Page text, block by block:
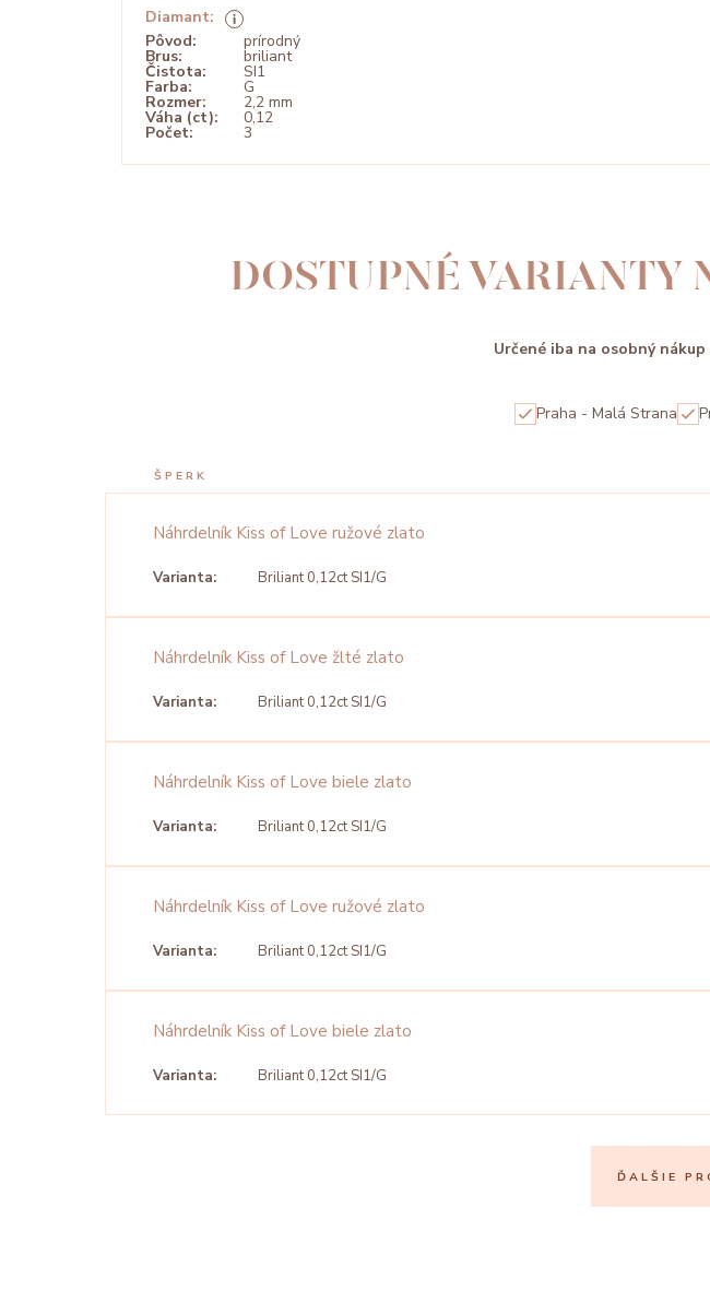
Diamant:
Pôvod:
prírodný
Brus: briliant
Čistota: SI1
Farba: G
Rozmer: 2,2 mm
Váha (ct): 0,12
Počet: 3
DOSTUPNÉ VARIANTY
Určené iba na osobný
Praha - Malá Strana
ŠPERK
Náhrdelník Kiss of Love ružové zlato
Varianta: Briliant 0,12ct SI1/G
Náhrdelník Kiss of Love žlté zlato
Varianta: Briliant 0,12ct SI1/G
Náhrdelník Kiss of Love biele zlato
Varianta: Briliant 0,12ct SI1/G
Náhrdelník Kiss of Love ružové zlato
Varianta: Briliant 0,12ct SI1/G
Náhrdelník Kiss of Love biele zlato
Varianta: Briliant 0,12ct SI1/G
ĎALŠIE